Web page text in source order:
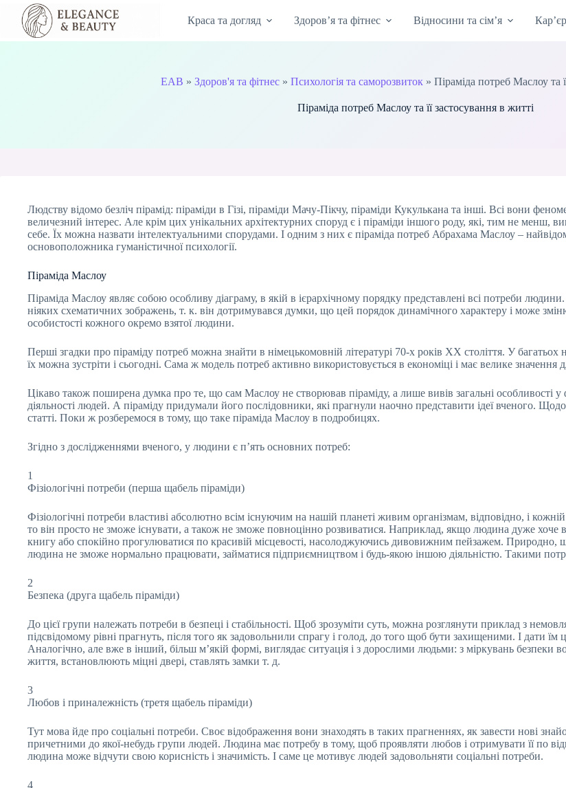
Перейти
вмісту
Краса та догляд Здоров’я та фітнес Відносини та сім’я
EAB » Здоров'я та фітнес» Психологія та саморозвиток» Піраміда потреб Маслоу та
Піраміда потреб Маслоу та її застосування в житті
Людству відомо безліч пірамід: піраміди в Гізі, піраміди Мачу-Пікчу, піраміди Кукулькана та інші. Всі вони
величезний інтерес. Але крім цих унікальних архітектурних споруд є і піраміди іншого роду, які, тим не менш,
себе. Їх можна назвати інтелектуальними спорудами. І одним з них є піраміда потреб Абрахама Маслоу –
основоположника гуманістичної психології.
Піраміда Маслоу
Піраміда Маслоу являє собою особливу діаграму, в якій в ієрархічному порядку представлені всі потреби
ніяких схематичних зображень, т. к. він дотримувався думки, що цей порядок динамічного характеру і може
особистості кожного окремо взятої людини.
Перші згадки про піраміду потреб можна знайти в німецькомовній літературі 70-х років XX століття. У багатьох
їх можна зустріти і сьогодні. Сама ж модель потреб активно використовується в економіці і має велике значення
Цікаво також поширена думка про те, що сам Маслоу не створював піраміду, а лише вивів загальні особливості
діяльності людей. А піраміду придумали його послідовники, які прагнули наочно представити ідеї вченого.
статті. Поки ж розберемося в тому, що таке піраміда Маслоу в подробицях.
Згідно з дослідженнями вченого, у людини є п’ять основних потреб:
1
Фізіологічні потреби (перша щабель піраміди)
Фізіологічні потреби властиві абсолютно всім існуючим на нашій планеті живим організмам, відповідно, і
то він просто не зможе існувати, а також не зможе повноцінно розвиватися. Наприклад, якщо людина дуже хоче
книгу або спокійно прогулюватися по красивій місцевості, насолоджуючись дивовижним пейзажем. Природно,
людина не зможе нормально працювати, займатися підприємництвом і будь-якою іншою діяльністю. Такими
2
Безпека (друга щабель піраміди)
До цієї групи належать потреби в безпеці і стабільності. Щоб зрозуміти суть, можна розглянути приклад з
підсвідомому рівні прагнуть, після того як задовольнили спрагу і голод, до того щоб бути захищеними. І дати їм
Аналогічно, але вже в інший, більш м’якій формі, виглядає ситуація і з дорослими людьми: з міркувань безпеки
життя, встановлюють міцні двері, ставлять замки т. д.
3
Любов і приналежність (третя щабель піраміди)
Тут мова йде про соціальні потреби. Своє відображення вони знаходять в таких прагненнях, як завести нові
причетними до якої-небудь групи людей. Людина має потребу в тому, щоб проявляти любов і отримувати її по
людина може відчути свою корисність і значимість. І саме це мотивує людей задовольняти соціальні потреби.
4